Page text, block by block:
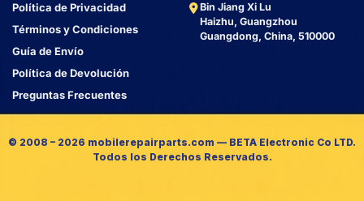
Política de Privacidad
Términos y Condiciones
Guía de Envío
Política de Devolución
Preguntas Frecuentes
Bin Jiang Xi Lu
Haizhu, Guangzhou
Guangdong, China, 510000
© 2008 – 2026 mobilerepairparts.com — BETA Electronic Co LTD.
Todos los Derechos Reservados.